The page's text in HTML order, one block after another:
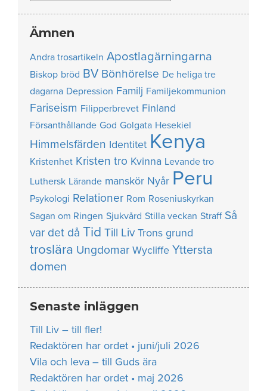
Ämnen
Andra trosartikeln Apostlagärningarna
Biskop bröd BV Bönhörelse De heliga tre
dagarna Depression Familj Familjekommunion
Fariseism Filipperbrevet Finland
Försanthållande God Golgata Hesekiel
Himmelsfärden Identitet Kenya
Kristenhet Kristen tro Kvinna Levande tro
Luthersk Lärande manskör Nyår Peru
Psykologi Relationer Rom Roseniuskyrkan
Sagan om Ringen Sjukvård Stilla veckan Straff Så
var det då Tid Till Liv Trons grund
troslära Ungdomar Wycliffe Yttersta
domen
Senaste inläggen
Till Liv – till fler!
Redaktören har ordet • juni/juli 2026
Vila och leva – till Guds ära
Redaktören har ordet • maj 2026